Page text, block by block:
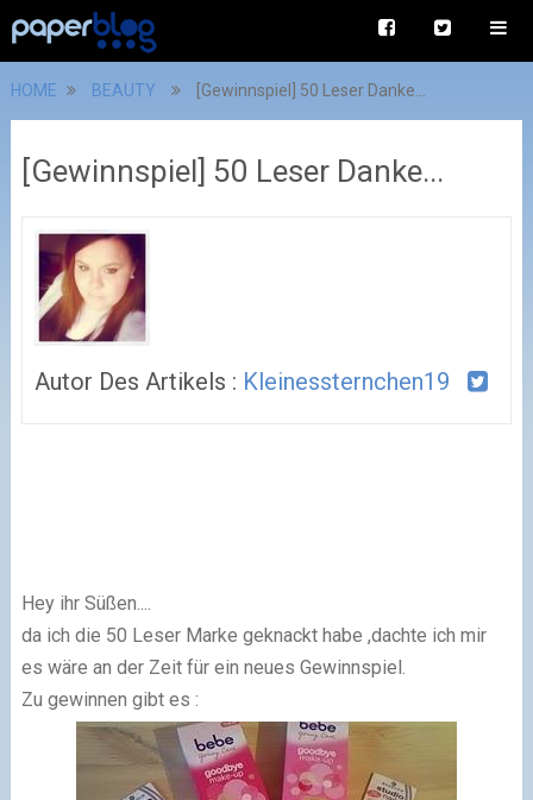
HOME BEAUTY [Gewinnspiel] 50 Leser Danke...
[Gewinnspiel] 50 Leser Danke...
Autor Des Artikels : Kleinessternchen19
Hey ihr Süßen....
da ich die 50 Leser Marke geknackt habe ,dachte ich mir
es wäre an der Zeit für ein neues Gewinnspiel.
Zu gewinnen gibt es :